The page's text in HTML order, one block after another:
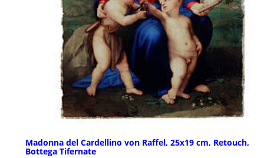
Madonna del Cardellino von Raffel, 25x19 cm, Retouch,
Bottega Tifernate